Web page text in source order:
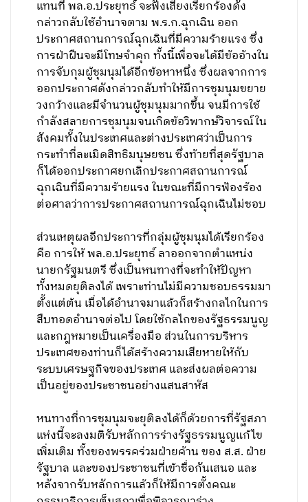
แทนที่ พล.อ.ประยุทธ์ จะฟังเสียงเรียกร้องดัง
กล่าวกลับใช้อำนาจตาม พ.ร.ก.ฉุกเฉิน ออก
ประกาศสถานการณ์ฉุกเฉินที่มีความร้ายแรง ซึ่ง
การฝ่าฝืนจะมีโทษจำคุก ทั้งนี้เพื่อจะได้มีข้ออ้างใน
การจับกุมผู้ชุมนุมได้อีกข้อหาหนึ่ง ซึ่งผลจากการ
ออกประกาศดังกล่าวกลับทำให้มีการชุมนุมขยาย
วงกว้างและมีจำนวนผู้ชุมนุมมากขึ้น จนมีการใช้
กำลังสลายการชุมนุมจนเกิดข้อวิพากษ์วิจารณ์ใน
สังคมทั้งในประเทศและต่างประเทศว่าเป็นการ
กระทำที่ละเมิดสิทธิมนุษยชน ซึ่งท้ายที่สุดรัฐบาล
ก็ได้ออกประกาศยกเลิกประกาศสถานการณ์
ฉุกเฉินที่มีความร้ายแรง ในขณะที่มีการฟ้องร้อง
ต่อศาลว่าการประกาศสถานการณ์ฉุกเฉินไม่ชอบ
ส่วนเหตุผลอีกประการที่กลุ่มผู้ชุมนุมได้เรียกร้อง
คือ การให้ พล.อ.ประยุทธ์ ลาออกจากตำแหน่ง
นายกรัฐมนตรี ซึ่งเป็นหนทางที่จะทำให้ปัญหา
ทั้งหมดยุติลงได้ เพราะท่านไม่มีความชอบธรรมมา
ตั้งแต่ต้น เมื่อได้อำนาจมาแล้วก็สร้างกลไกในการ
สืบทอดอำนาจต่อไป โดยใช้กลไกของรัฐธรรมนูญ
และกฎหมายเป็นเครื่องมือ ส่วนในการบริหาร
ประเทศของท่านก็ได้สร้างความเสียหายให้กับ
ระบบเศรษฐกิจของประเทศ และส่งผลต่อความ
เป็นอยู่ของประชาชนอย่างแสนสาหัส
หนทางที่การชุมนุมจะยุติลงได้ก็ด้วยการที่รัฐสภา
แห่งนี้จะลงมติรับหลักการร่างรัฐธรรมนูญแก้ไข
เพิ่มเติม ทั้งของพรรคร่วมฝ่ายค้าน ของ ส.ส. ฝ่าย
รัฐบาล และของประชาชนที่เข้าชื่อกันเสนอ และ
หลังจากรับหลักการแล้วก็ให้มีการตั้งคณะ